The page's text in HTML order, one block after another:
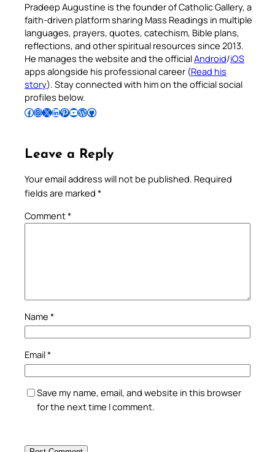
Pradeep Augustine is the founder of Catholic Gallery, a
faith-driven platform sharing Mass Readings in multiple
languages, prayers, quotes, catechism, Bible plans,
reflections, and other spiritual resources since 2013.
He manages the website and the officialAndroid/iOS
apps alongside his professional career (Read his
story). Stay connected with him on the official social
profiles below.
Follow Pradeep on Facebook Follow Pradeep on InstagramFollow Pradeep on X Follow Pradeep on LinkedIn Follow Pradeep on Pinterest Subscribe to Pradeep’s Youtube Channel Follow Pradeep on WordPress Follow Pradeep on GitHub
Leave a Reply
Your email address will not be published. Required
fields are marked *
Comment*
Name *
Email*
Save my name, email, and website in this browser
for the next time I comment.